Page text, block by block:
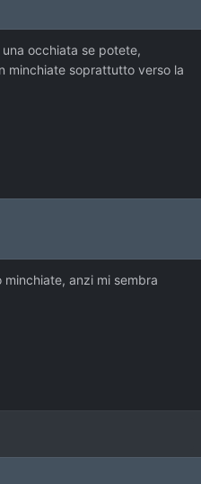
occhiata se potete,
minchiate soprattutto verso la
anzi mi sembra